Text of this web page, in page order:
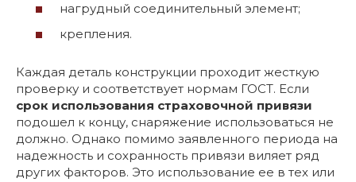
нагрудный соединительный элемент;
крепления.
Каждая деталь конструкции проходит жесткую
проверку и соответствует нормам ГОСТ. Если
срок использования страховочной привязи
подошел к концу, снаряжение использоваться не
должно. Однако помимо заявленного периода на
надежность и сохранность привязи виляет ряд
других факторов. Это использование ее в тех или